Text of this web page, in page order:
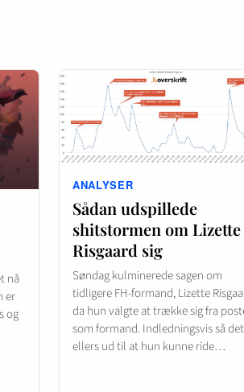
nå
er
og
ANALYSER
Sådan udspillede
shitstormen om Lizette
Risgaard sig
Søndag kulminerede sagen om
tidligere FH-formand, Lizette
da hun valgte at trække sig fra
som formand. Indledningsvis så det
ellers ud til at hun kunne ride…